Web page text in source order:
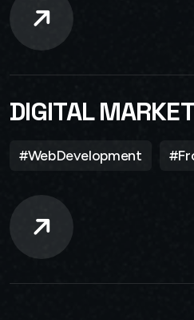
DIGITAL
#WebDevelopment